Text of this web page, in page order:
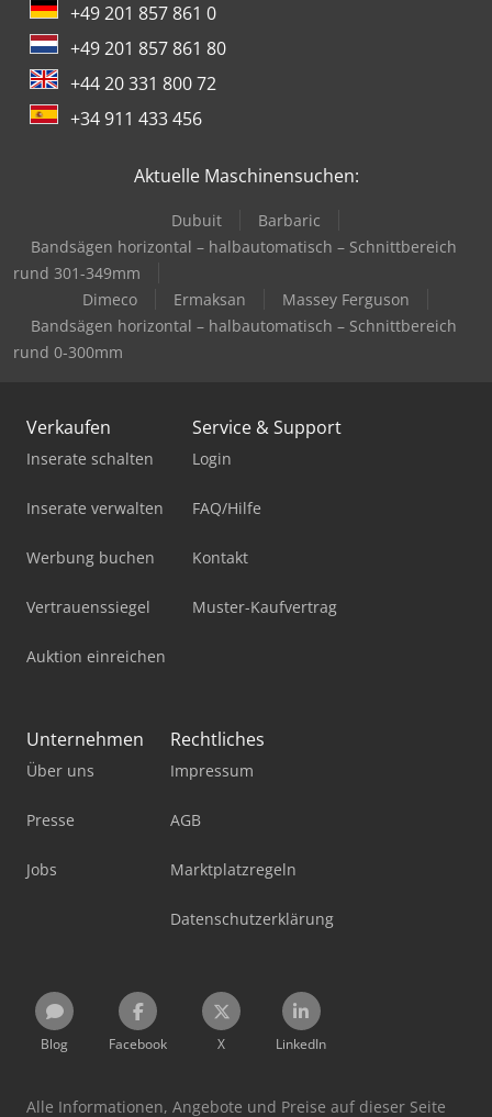
+49 201 857 861 0
+49 201 857 861 80
+44 20 331 800 72
+34 911 433 456
Aktuelle Maschinensuchen:
Dubuit
Barbaric
Bandsägen horizontal – halbautomatisch – Schnittbereich
rund 301-349mm
Dimeco
Ermaksan
Massey Ferguson
Bandsägen horizontal – halbautomatisch – Schnittbereich
rund 0-300mm
Verkaufen
Inserate schalten
Inserate verwalten
Werbung buchen
Vertrauenssiegel
Auktion einreichen
Service & Support
Login
FAQ/Hilfe
Kontakt
Muster-Kaufvertrag
Unternehmen
Über uns
Presse
Jobs
Rechtliches
Impressum
AGB
Marktplatzregeln
Datenschutzerklärung
Blog Facebook X LinkedIn
Alle Informationen, Angebote und Preise auf dieser Seite